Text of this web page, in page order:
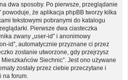
dwa sposoby. Po pierwsze, przeglądanie
powoduje, że aplikacja phpBB tworzy kilka
tekstowymi pobranymi do katalogu
Pierwsze dwa ciasteczka
zwany „user-id” i anonimowy
id”, automatycznie przyznane ci przez
zostanie utworzone, gdy przejrzysz
Siechnic”. Jest ono używane
zostały przez ciebie przeczytane i
na forum.